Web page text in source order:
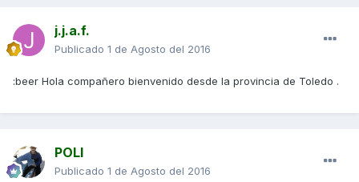
j.j.a.f.
Publicado 1 de Agosto del 2016
:beer Hola compañero bienvenido desde la provincia de Toledo .
POLI
Publicado 1 de Agosto del 2016